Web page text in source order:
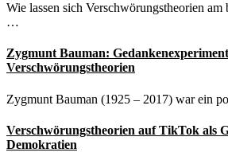
Wie lassen sich Verschwörungstheorien am
…
Zygmunt Bauman:
Verschwörungstheorien
Zygmunt Bauman (1925 – 2017) war ein
Verschwörungstheorien auf TikTok als
Demokratien